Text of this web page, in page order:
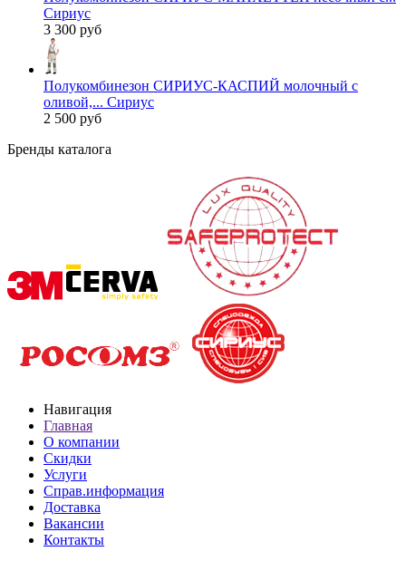
Сириус
3 300 руб
Полукомбинезон СИРИУС-КАСПИЙ молочный с
оливой,... Сириус
2 500 руб
Бренды каталога
Навигация
Главная
О компании
Скидки
Услуги
Справ.информация
Доставка
Вакансии
Контакты